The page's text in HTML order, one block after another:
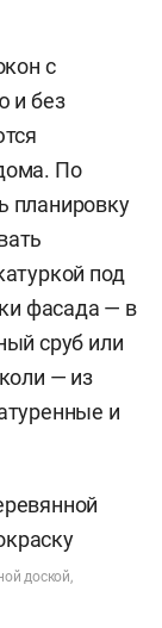
с
и без
По
планировку
под
фасада — в
сруб или
— из
и
доской,